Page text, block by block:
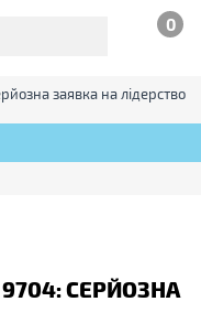
0
заявка на лідерство
9704: СЕРЙОЗНА